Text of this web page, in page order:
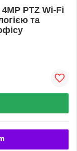
PTZ Wi-Fi
та